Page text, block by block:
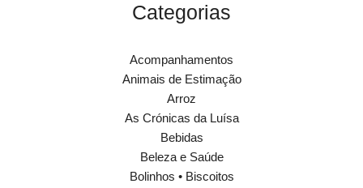
Categorias
Acompanhamentos
Animais de Estimação
Arroz
As Crónicas da Luísa
Bebidas
Beleza e Saúde
Bolinhos • Biscoitos